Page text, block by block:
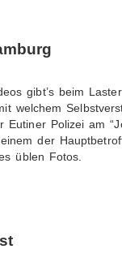
gibt’s beim
welchem
Eutiner Polizei am
der
üblen Fotos.